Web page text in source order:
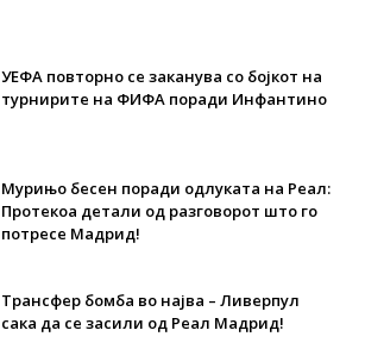
УЕФА повторно се заканува со бојкот на
турнирите на ФИФА поради Инфантино
Мурињо бесен поради одлуката на Реал:
Протекоа детали од разговорот што го
потресе Мадрид!
Трансфер бомба во најва – Ливерпул
сака да се засили од Реал Мадрид!